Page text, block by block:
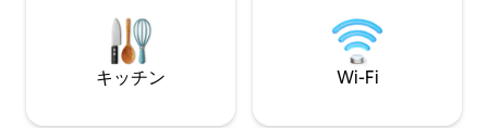
キッチン Wi-Fi